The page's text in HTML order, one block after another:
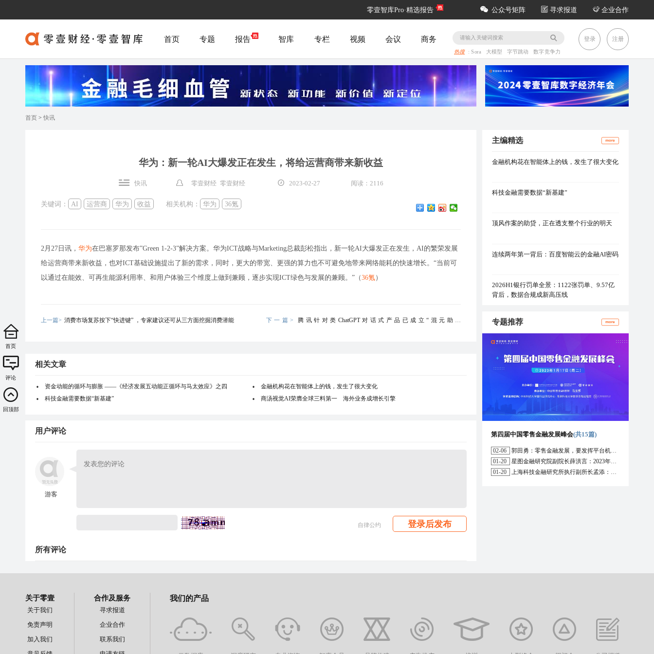
零壹智库Pro·精选报告 公众号矩阵 寻求报道 企业合作
首页 专题 报告 智库 专栏 视频 会议 商务
热搜 :Sora 大模型 字节跳动 数字竞争力
登录 注册
首页 > 快讯
华为：新一轮AI大爆发正在发生，将给运营商带来新收益
快讯 零壹财经 零壹财经 2023-02-27 阅读：2116
关键词： AI 运营商 华为 收益 相关机构： 华为 36氪
2月27日讯， 华为在巴塞罗那发布”Green 1-2-3”解决方案。华为ICT战略与Marketing总裁彭松指出，新一轮AI大爆发正在发生，AI的繁荣发展
给运营商带来新收益，也对ICT基础设施提出了新的需求，同时，更大的带宽、更强的算力也不可避免地带来网络能耗的快速增长。“当前可
以通过在能效、可再生能源利用率、和用户体验三个维度上做到兼顾，逐步实现ICT绿色与发展的兼顾。”（36氪）
上一篇> 消费市场复苏按下“快进键” ，专家建议还可从三方面挖掘消费潜能 下一篇>
腾讯针对类ChatGPT对话式产品已成立“混元助手
相关文章
资金动能的循环与膨胀 ——《经济发展五动能正循环与马太效应》之四
金融机构花在智能体上的钱，发生了很大变化
科技金融需要数据“新基建”
商汤视觉AI荣膺全球三料第一 海外业务成增长引擎
用户评论
游客
自律公约 登录后发布
所有评论
主编精选 more
金融机构花在智能体上的钱，发生了很大变化
科技金融需要数据“新基建”
顶风作案的助贷，正在透支整个行业的明天
连续两年第一背后：百度智能云的金融AI密码
2026H1银行罚单全景：1122张罚单、9.57亿
背后，数据合规成新高压线
专题推荐 more
第四届中国零售金融发展峰会(共15篇)
02-06
郭田勇：零售金融发展，要发挥平台机构的作用
01-20
星图金融研究院副院长薛洪言：2023年消费信贷或迎来新起点
01-20
上海科技金融研究所执行副所长孟添：开放银行与嵌入式金融为数字普惠金融带来更大发展空间
首页
评论
回顶部
关于零壹
关于我们
免责声明
加入我们
合作及服务
寻求报道
企业合作
联系我们
我们的产品